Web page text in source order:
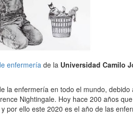
enfermeríade la Universidad Camilo
la enfermería en todo el mundo,
Nightingale. Hoy hace 200 años
por ello este 2020 es el año de las